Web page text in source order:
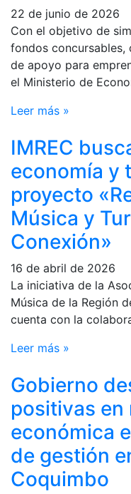
22 de junio de 2026
Con el objetivo de
fondos concursables,
de apoyo para
el Ministerio de
Leer más »
IMREC
economía y
proyecto
Música y
Conexión»
16 de abril de 2026
La iniciativa de la
Música de la Región
cuenta con la
Leer más »
Gobierno
positivas en
económica
de gestión
Coquimbo